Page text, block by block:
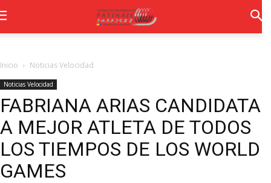
Inicio Noticias Velocidad
Noticias Velocidad
FABRIANA ARIAS CANDIDATA
A MEJOR ATLETA DE TODOS
LOS TIEMPOS DE LOS WORLD
GAMES